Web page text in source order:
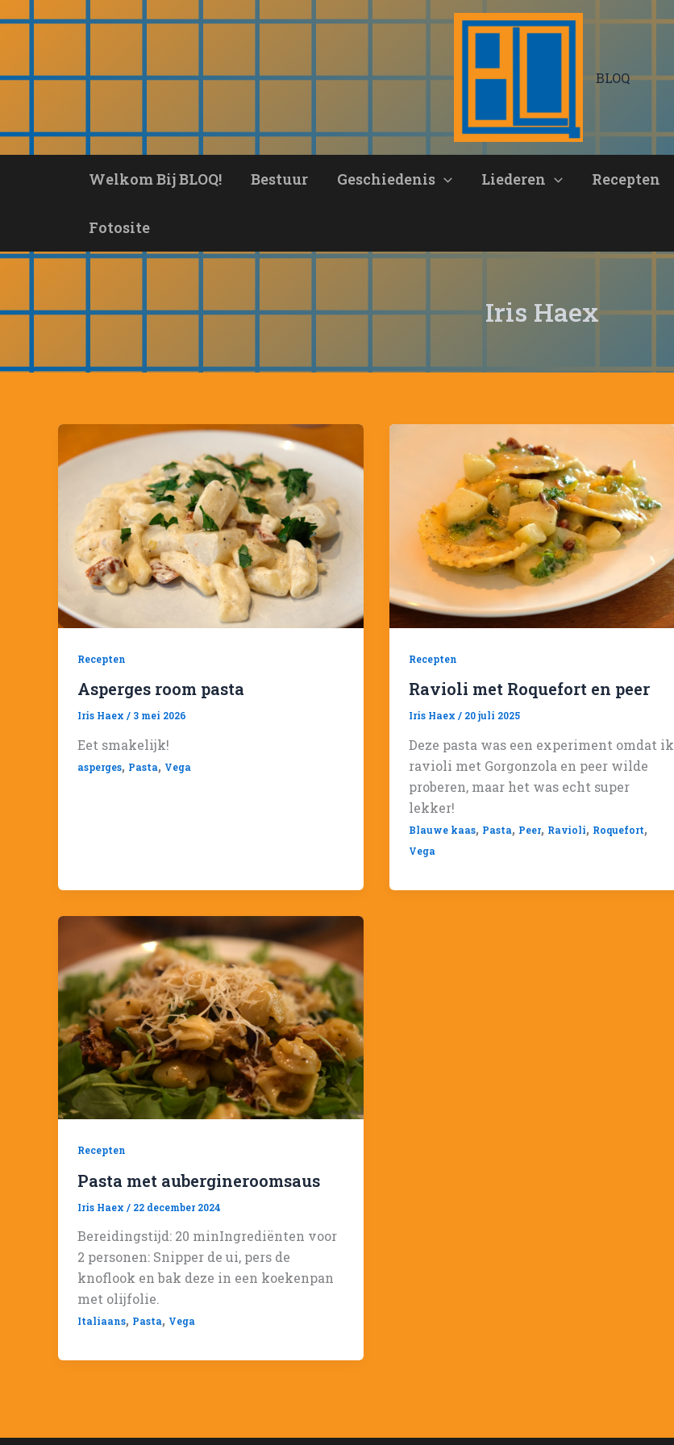
inhoud
BLOQ
Welkom Bij BLOQ! Bestuur Geschiedenis Liederen Recepten
Fotosite
Iris Haex
Recepten
Asperges room pasta
Iris Haex/ 3 mei 2026
Eet smakelijk!
asperges, Pasta, Vega
Recepten
Ravioli met Roquefort en peer
Iris Haex/ 20 juli 2025
Deze pasta was een experiment omdat ik
ravioli met Gorgonzola en peer wilde
proberen, maar het was echt super
lekker!
Blauwe kaas, Pasta, Peer, Ravioli, Roquefort,
Vega
Recepten
Pasta met aubergineroomsaus
Iris Haex / 22 december 2024
Bereidingstijd: 20 minIngrediënten voor
2 personen: Snipper de ui, pers de
knoflook en bak deze in een koekenpan
met olijfolie.
Italiaans, Pasta, Vega